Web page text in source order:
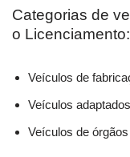
Categorias de
o Licenciamento:
Veículos de
Veículos
Veículos de